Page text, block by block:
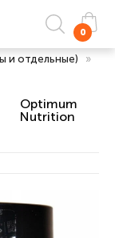
0
и отдельные)
»
Optimum
Nutrition